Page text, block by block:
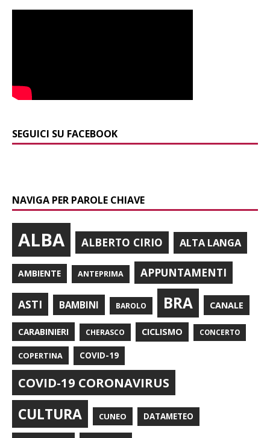
SEGUICI SU FACEBOOK
NAVIGA PER PAROLE CHIAVE
ALBA ALBERTO CIRIO ALTA LANGA
AMBIENTE ANTEPRIMA APPUNTAMENTI
ASTI BAMBINI BAROLO BRA CANALE
CARABINIERI CHERASCO CICLISMO CONCERTO
COPERTINA COVID-19
COVID-19 CORONAVIRUS
CULTURA CUNEO DATAMETEO